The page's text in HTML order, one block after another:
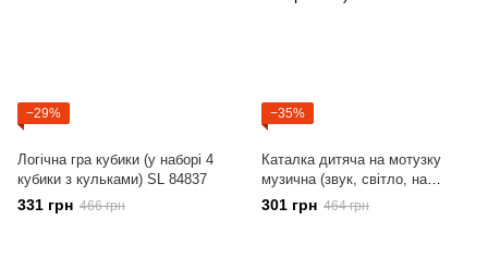
−29%
Логічна гра кубики (у наборі 4
кубики з кульками) SL 84837
331 грн 466 грн
−35%
Каталка дитяча на мотузку
музична (звук, світло, на
батарейках) 63501/2/3/5
301 грн 464 грн